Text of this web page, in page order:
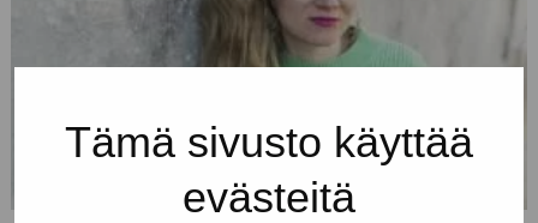
Tämä sivusto käyttää
evästeitä